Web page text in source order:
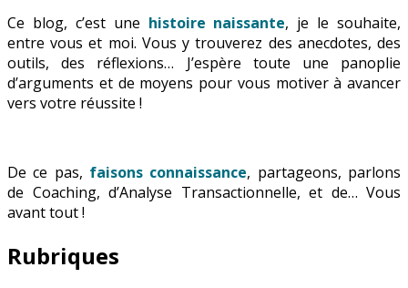
Ce blog, c’est une histoire naissante, je le souhaite,
entre vous et moi. Vous y trouverez des anecdotes, des
outils, des réflexions… J’espère toute une panoplie
d’arguments et de moyens pour vous motiver à avancer
vers votre réussite !
De ce pas, faisons connaissance, partageons, parlons
de Coaching, d’Analyse Transactionnelle, et de… Vous
avant tout !
Rubriques